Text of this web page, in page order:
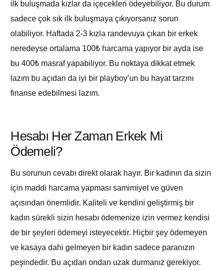
ilk buluşmada kızlar da içecekleri ödeyebiliyor. Bu durum
sadece çok sık ilk buluşmaya çıkıyorsanız sorun
olabiliyor. Haftada 2-3 kızla randevuya çıkan bir erkek
neredeyse ortalama 100₺ harcama yapıyor bir ayda ise
bu 400₺ masraf yapabiliyor. Bu noktaya dikkat etmek
lazım bu açıdan da iyi bir playboy’un bu hayat tarzını
finanse edebilmesi lazım.
Hesabı Her Zaman Erkek Mi
Ödemeli?
Bu sorunun cevabı direkt olarak hayır. Bir kadının da sizin
için maddi harcama yapması samimiyet ve güven
açısından önemlidir. Kaliteli ve kendini geliştirmiş bir
kadın sürekli sizin hesabı ödemenize izin vermez kendisi
de bir şeyleri ödemeyi isteyecektir. Hiçbir şey ödemeyen
ve kasaya dahi gelmeyen bir kadın sadece paranızın
peşindedir. Bu açıdan ondan uzak durmanız gerekiyor.